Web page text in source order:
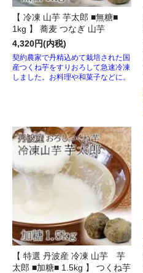
【 冷凍 山芋 芋太郎 ■無糖■
1kg 】 蕎麦 つなぎ 山芋
4,320円(内税)
契約農家で丹精込めて栽培された国
産つくね芋をすりおろして急速冷凍
しました。お料理や和菓子などに。
【 特選 丹波産 冷凍 山芋 芋
太郎 ■加糖■ 1.5kg 】 つくね芋